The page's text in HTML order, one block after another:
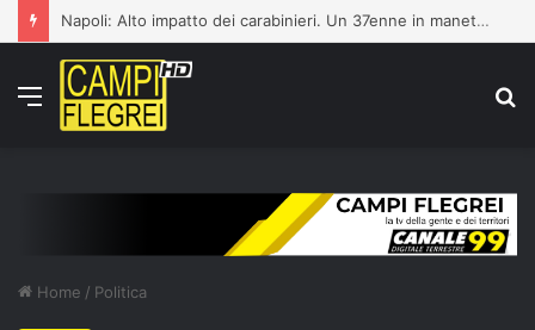
Napoli: Alto impatto dei carabinieri. Un 37enne in manette e 3 denunciati
Menu
Home / Politica